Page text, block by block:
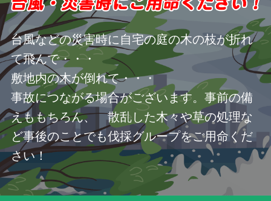
台風などの災害時に自宅の庭の木の枝が折れ
て飛んで・・・
敷地内の木が倒れて・・・
事故につながる場合がございます。事前の備
えももちろん、 散乱した木々や草の処理な
ど事後のことでも伐採グループをご用命くだ
さい！